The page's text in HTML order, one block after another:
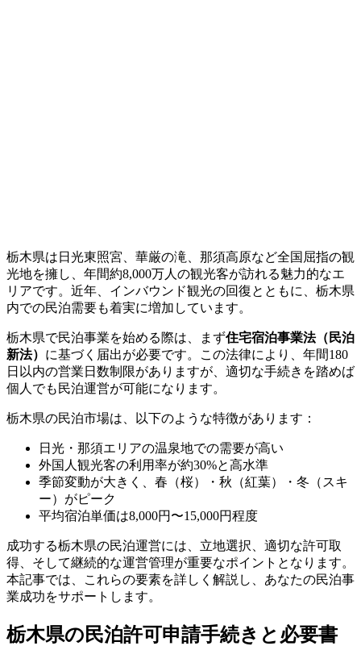
栃木県は日光東照宮、華厳の滝、那須高原など全国屈指の観
光地を擁し、年間約8,000万人の観光客が訪れる魅力的なエ
リアです。近年、インバウンド観光の回復とともに、栃木県
内での民泊需要も着実に増加しています。
栃木県で民泊事業を始める際は、まず住宅宿泊事業法（民泊
新法） に基づく届出が必要です。この法律により、年間180
日以内の営業日数制限がありますが、適切な手続きを踏めば
個人でも民泊運営が可能になります。
栃木県の民泊市場は、以下のような特徴があります：
日光・那須エリアの温泉地での需要が高い
外国人観光客の利用率が約30%と高水準
季節変動が大きく、春（桜）・秋（紅葉）・冬（スキ
ー）がピーク
平均宿泊単価は8,000円〜15,000円程度
成功する栃木県の民泊運営には、立地選択、適切な許可取
得、そして継続的な運営管理が重要なポイントとなります。
本記事では、これらの要素を詳しく解説し、あなたの民泊事
業成功をサポートします。
栃木県の民泊許可申請手続きと必要書